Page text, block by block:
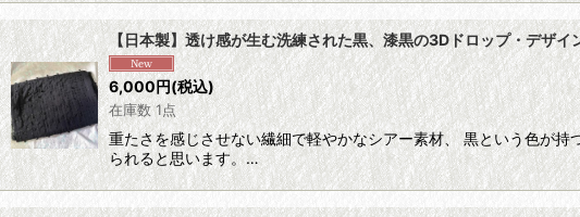
【日本製】透け感が生む洗練された黒、漆黒の3Dドロップ・デザ
6,000円(税込)
在庫数 1点
重たさを感じさせない繊細で軽やかなシアー素材、 黒という色が
られると思います。…